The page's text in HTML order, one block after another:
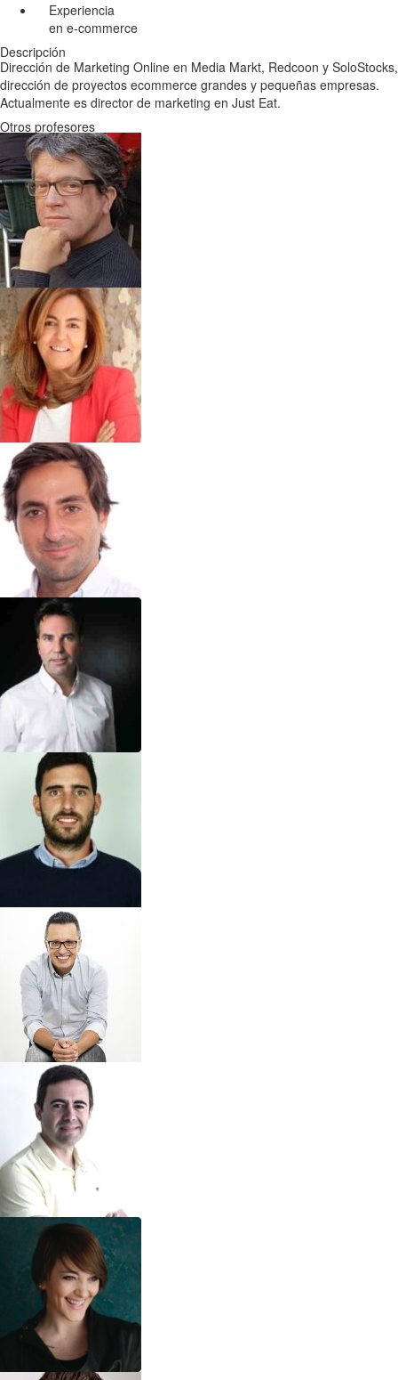
Experiencia
en e-commerce
Descripción
Dirección de Marketing Online en Media Markt, Redcoon y SoloStocks,
dirección de proyectos ecommerce grandes y pequeñas empresas.
Actualmente es director de marketing en Just Eat.
Otros profesores